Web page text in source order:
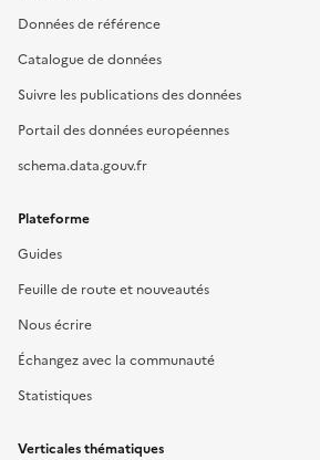
Données de référence
Catalogue de données
Suivre les publications des données
Portail des données européennes
schema.data.gouv.fr
Plateforme
Guides
Feuille de route et nouveautés
Nous écrire
Échangez avec la communauté
Statistiques
Verticales thématiques